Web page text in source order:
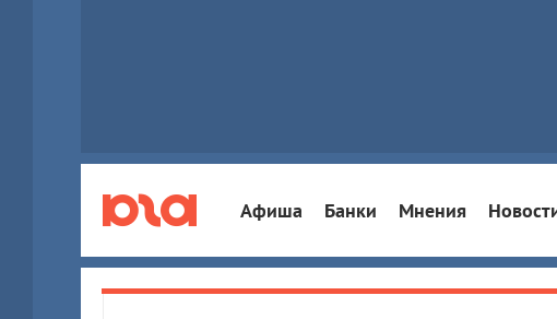
Афиша Банки Мнения